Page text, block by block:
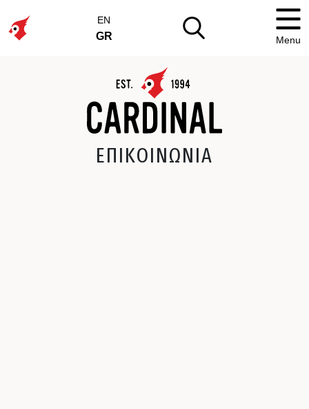
EN
GR Menu
ΕΠΙΚΟΙΝΩΝΙΑ